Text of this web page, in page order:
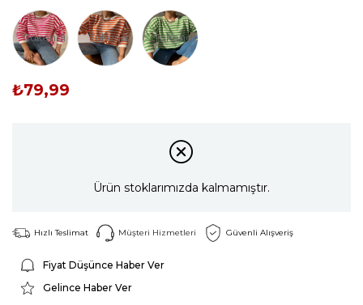
Tükendi Tükendi Tükendi
₺79,99
Ürün stoklarımızda kalmamıştır.
Hızlı Teslimat Müşteri Hizmetleri Güvenli Alışveriş
Fiyat Düşünce Haber Ver
Gelince Haber Ver